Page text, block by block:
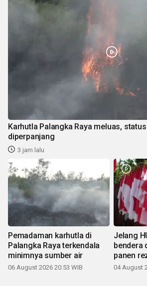
Karhutla Palangka Raya meluas,
diperpanjang
3 jam lalu
Pemadaman karhutla di
Palangka Raya terkendala
minimnya sumber air
06 August 2026 20:53 WIB
Jelang
bendera
panen
04 August